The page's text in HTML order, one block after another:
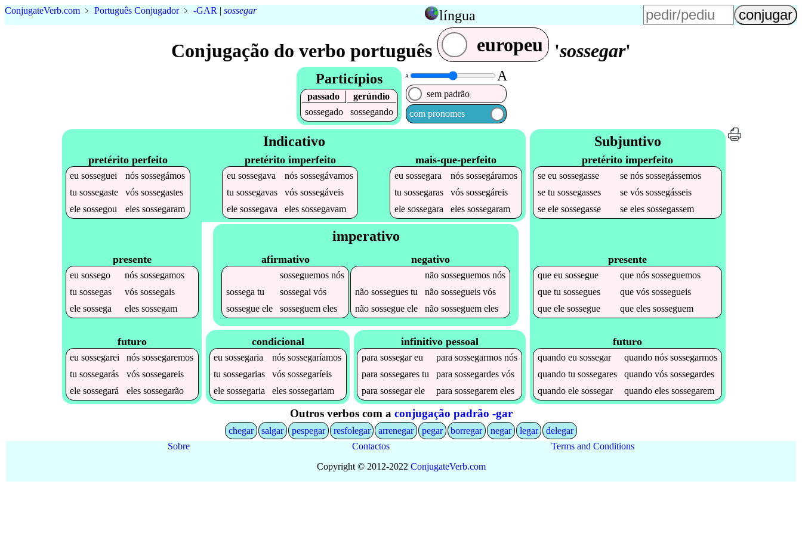
ConjugateVerb.com ﹥ Português Conjugador﹥ -GAR | sossegar língua
Conjugação do verbo português europeu 'sossegar'
Particípios
passado
gerúndio
sossegado
sossegando
A A
sem padrão
com pronomes
Indicativo
pretérito perfeito
eusosseguei nóssossegámos
tusossegaste vóssossegastes
elesossegou elessossegaram
pretérito imperfeito
eu sossegava nós sossegávamos
tu sossegavas vós sossegáveis
ele sossegava eles sossegavam
mais-que-perfeito
eusossegara nóssossegáramos
tusossegaras vóssossegáreis
elesossegara elessossegaram
presente
eusossego nóssossegamos
tusossegas vóssossegais
elesossega elessossegam
futuro
eusossegarei nóssossegaremos
tusossegarás vóssossegareis
elesossegará elessossegarão
imperativo
afirmativo
sosseguemosnós
sossega tu sossegai vós
sossegueele sosseguemeles
negativo
não sosseguemosnós
não sosseguestu não sossegueisvós
não sossegueele não sosseguemeles
condicional
eusossegaria nóssossegaríamos
tusossegarias vóssossegaríeis
elesossegaria elessossegariam
infinitivo pessoal
parasossegareu parasossegarmos nós
parasossegares tu parasossegardes vós
parasossegarele parasossegarem eles
Subjuntivo
pretérito imperfeito
seeusossegasse senóssossegássemos
setusossegasses sevóssossegásseis
seelesossegasse seelessossegassem
presente
queeusossegue quenóssosseguemos
quetusossegues quevóssossegueis
queelesossegue queelessosseguem
futuro
quandoeusossegar quandonóssossegarmos
quandotusossegares quandovóssossegardes
quandoelesossegar quandoelessossegarem
Outros verbos com a conjugação padrão -gar
chegar salgar pespegar resfolegar arrenegar pegar borregar negar legar
delegar
Sobre
Contactos
Terms and Conditions
Copyright © 2012-2022 ConjugateVerb.com